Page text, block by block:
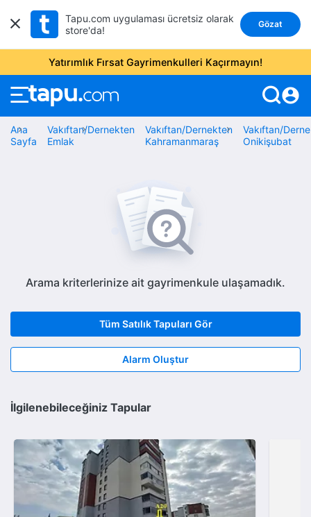
Tapu.com uygulaması ücretsiz olarak
store'da!
Gözat
Yatırımlık Fırsat Gayrimenkulleri Kaçırmayın!
account_circle
Ana
Sayfa
Vakıftan/Dernekten
Emlak
Vakıftan/Dernekten
Kahramanmaraş
Vakıftan/
Onikişubat
Arama kriterlerinize ait gayrimenkule ulaşamadık.
Tüm Satılık Tapuları Gör
Alarm Oluştur
İlgilenebileceğiniz Tapular